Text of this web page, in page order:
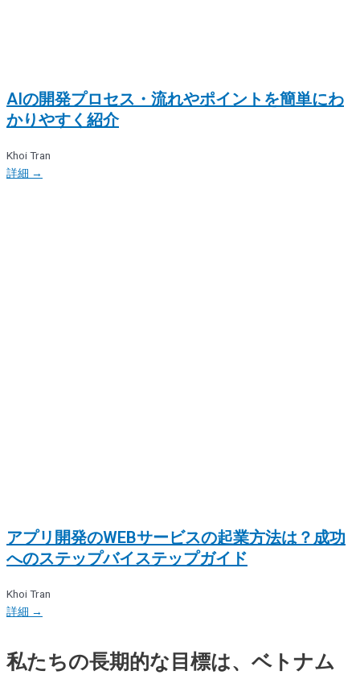
AIの開発プロセス・流れやポイントを簡単にわ
かりやすく紹介
Khoi Tran
詳細 →
アプリ開発のWEBサービスの起業方法は？成功
へのステップバイステップガイド
Khoi Tran
詳細 →
私たちの長期的な目標は、ベトナム